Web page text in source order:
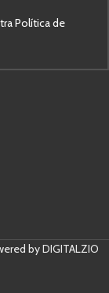
Política de
by DIGITALZIO